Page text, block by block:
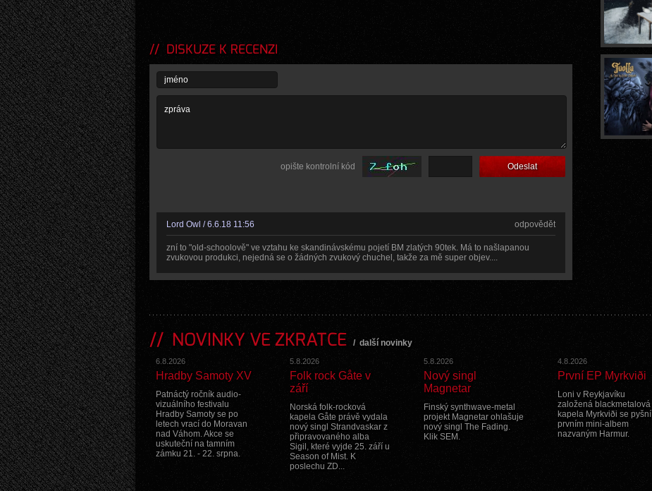
DISKUZE K RECENZI
opište kontrolní kód
Lord Owl / 6.6.18 11:56 odpovědět
zní to "old-schoolově" ve vztahu ke skandinávskému pojetí BM zlatých 90tek. Má to našlapanou
zvukovou produkci, nejedná se o žádných zvukový chuchel, takže za mě super objev....
NOVINKY VE ZKRATCE / další novinky
6.8.2026
Hradby Samoty XV
Patnáctý ročník audio-
vizuálního festivalu
Hradby Samoty se po
letech vrací do Moravan
nad Váhom. Akce se
uskuteční na tamním
zámku 21. - 22. srpna.
5.8.2026
Folk rock Gåte v
září
Norská folk-rocková
kapela Gåte právě vydala
nový singl Strandvaskar z
připravovaného alba
Sigil, které vyjde 25. září u
Season of Mist. K
poslechu ZD...
5.8.2026
Nový singl
Magnetar
Finský synthwave-metal
projekt Magnetar ohlašuje
nový singl The Fading.
Klik SEM.
4.8.2026
První EP Myrkviði
Loni v Reykjavíku
založená blackmetalová
kapela Myrkviði se pyšní
prvním mini-albem
nazvaným Harmur.